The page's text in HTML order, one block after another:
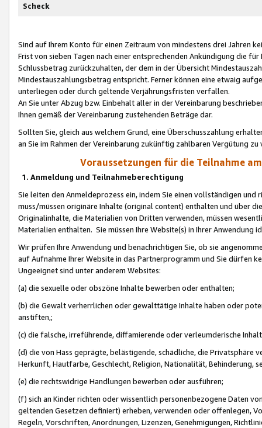
Scheck
Sind auf Ihrem Konto für einen Zeitraum von mindestens drei Jahren
Frist von sieben Tagen nach einer entsprechenden Ankündigung die
Schlussbetrag zurückzuhalten, der dem in der Übersicht
Mindestauszahlungsbetrag entspricht. Ferner können eine etwaig
unterliegen oder durch geltende Verjährungsfristen verfallen.
An Sie unter Abzug bzw. Einbehalt aller in der Vereinbarung
Ihnen gemäß der Vereinbarung zustehenden Beträge dar.
Sollten Sie, gleich aus welchem Grund, eine Überschusszahlung
an Sie im Rahmen der Vereinbarung zukünftig zahlbaren Vergütung zu
Voraussetzungen für die Teilnahme
1. Anmeldung und Teilnahmeberechtigung
Sie leiten den Anmeldeprozess ein, indem Sie einen vollständigen
muss/müssen originäre Inhalte (original content) enthalten und über
Originalinhalte, die Materialien von Dritten verwenden, müssen
Materialien enthalten. Sie müssen Ihre Website(s) in Ihrer Anwendung
Wir prüfen Ihre Anwendung und benachrichtigen Sie, ob sie
auf Aufnahme Ihrer Website in das Partnerprogramm und Sie dürfen
Ungeeignet sind unter anderem Websites:
(a) die sexuelle oder obszöne Inhalte bewerben oder enthalten;
(b) die Gewalt verherrlichen oder gewalttätige Inhalte haben oder
anstiften,;
(c) die falsche, irreführende, diffamierende oder verleumderische
(d) die von Hass geprägte, belästigende, schädliche, die Privatsphäre
Herkunft, Hautfarbe, Geschlecht, Religion, Nationalität, Behinderung,
(e) die rechtswidrige Handlungen bewerben oder ausführen;
(f) sich an Kinder richten oder wissentlich personenbezogene Daten
geltenden Gesetzen definiert) erheben, verwenden oder offenlegen,
Regeln, Vorschriften, Anordnungen, Lizenzen, Genehmigungen,